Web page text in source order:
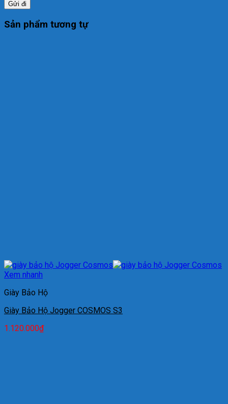
Sản phẩm tương tự
Xem nhanh
Giày Bảo Hộ
Giày Bảo Hộ Jogger COSMOS S3
1.120.000₫